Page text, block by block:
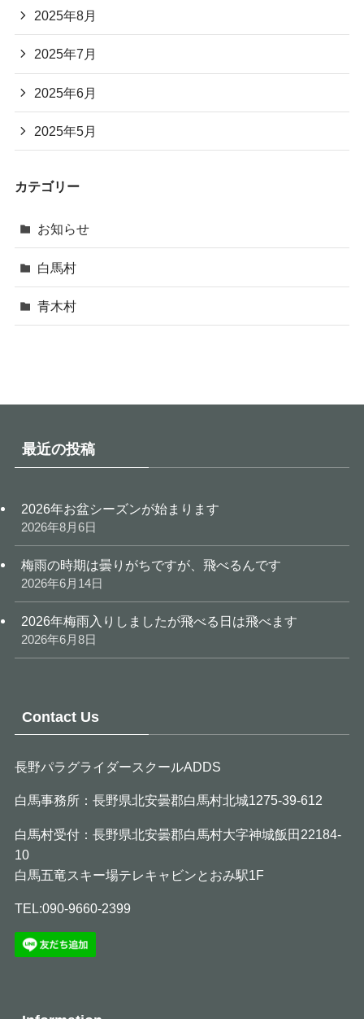
2025年8月
2025年7月
2025年6月
2025年5月
カテゴリー
お知らせ
白馬村
青木村
最近の投稿
2026年お盆シーズンが始まります
2026年8月6日
梅雨の時期は曇りがちですが、飛べるんです
2026年6月14日
2026年梅雨入りしましたが飛べる日は飛べます
2026年6月8日
Contact Us
長野パラグライダースクールADDS
白馬事務所：長野県北安曇郡白馬村北城1275-39-612
白馬村受付：長野県北安曇郡白馬村大字神城飯田22184-
10
白馬五竜スキー場テレキャビンとおみ駅1F
TEL:090-9660-2399